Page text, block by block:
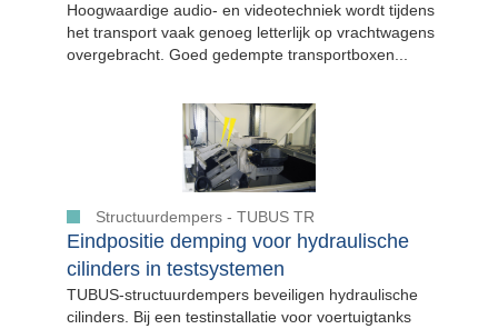
Hoogwaardige audio- en videotechniek wordt tijdens
het transport vaak genoeg letterlijk op vrachtwagens
overgebracht. Goed gedempte transportboxen...
Structuurdempers - TUBUS TR
Eindpositie demping voor hydraulische
cilinders in testsystemen
TUBUS-structuurdempers beveiligen hydraulische
cilinders. Bij een testinstallatie voor voertuigtanks